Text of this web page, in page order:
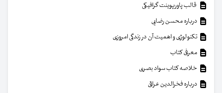
قالب پاورپوینت گرافیکی
درباره محسن رضایی
تکنولوژی و اهمیت آن در زندگی امروزی
معرفی کتاب
خلاصه کتاب سواد بصری
درباره فخرالدین عراقی